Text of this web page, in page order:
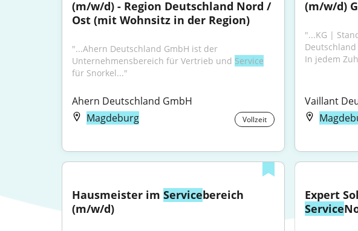
(m/w/d) - Region Deutschland Nord /
Ost (mit Wohnsitz in der Region)
"...Ahern Deutschland GmbH ist der
Unternehmensbereich für Vertrieb und Service
für Snorkel..."
Ahern Deutschland GmbH
Magdeburg
Vollzeit
(m/w/d)
"...KG |
In jedem
Vaillant
Hausmeister im Servicebereich
(m/w/d)
Service